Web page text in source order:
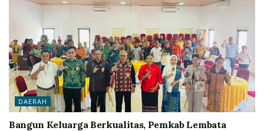
DAERAH
Bangun Keluarga Berkualitas, Pemkab Lembata